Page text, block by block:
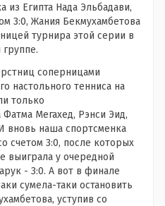
из Египта Нада Эльбадави,
3:0, Жания Бекмухамбетова
турнира этой серии в
соперницами
настольного тенниса на
только
Мегахед, Рэнси Эид,
вновь наша спортсменка
счетом 3:0, после которых
выиграла у очередной
- 3:0. А вот в финале
сумела-таки остановить
уступив со